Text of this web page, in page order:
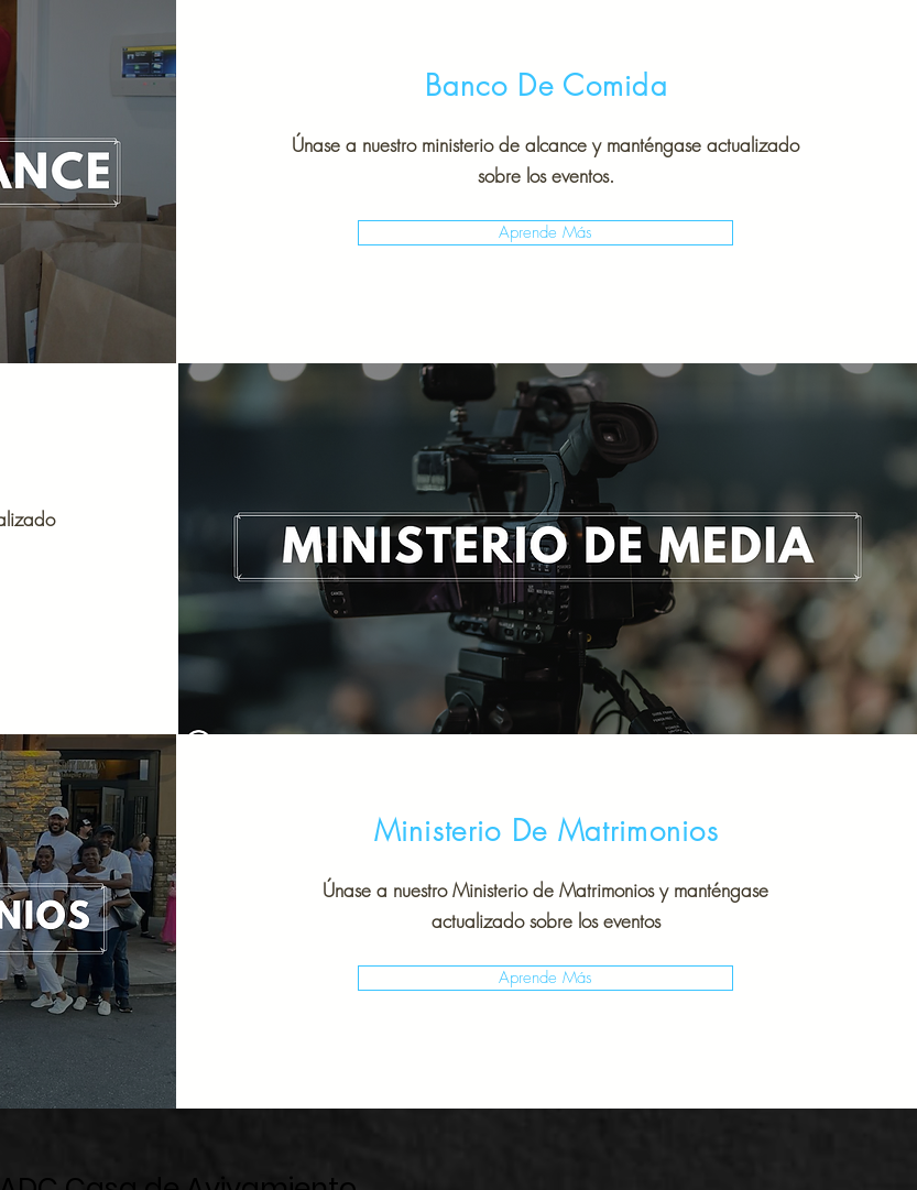
Banco De Comida
Únase a nuestro ministerio de alcance y manténgase actualizado
sobre los eventos.
Aprende Más
Ministerio De Matrimonios
Únase a nuestro Ministerio de Matrimonios y manténgase
actualizado sobre los eventos
Aprende Más